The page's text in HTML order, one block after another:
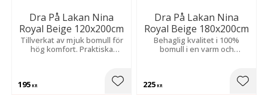
Dra På Lakan Nina
Royal Beige 120x200cm
Tillverkat av mjuk bomull för
hög komfort. Praktiska
195 KR Lägg till i favoriter
Dra På Lakan Nina
Royal Beige 180x200cm
Behaglig kvalitet i 100%
bomull i en varm och
resårhörn säkerställer en
225 KR